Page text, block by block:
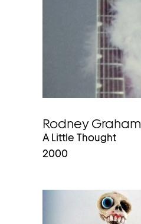
Rodney Graham
weiter
zum
video
A Little Thought
2000